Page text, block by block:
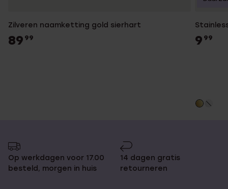
Zilveren naamketting gold sierhart
89 99 9 99
Op werkdagen voor 17.00
besteld, morgen in huis
14 dagen gratis
retourneren